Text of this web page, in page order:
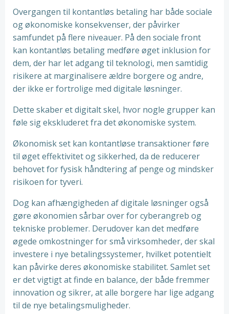
Overgangen til kontantløs betaling har både sociale
og økonomiske konsekvenser, der påvirker
samfundet på flere niveauer. På den sociale front
kan kontantløs betaling medføre øget inklusion for
dem, der har let adgang til teknologi, men samtidig
risikere at marginalisere ældre borgere og andre,
der ikke er fortrolige med digitale løsninger.
Dette skaber et digitalt skel, hvor nogle grupper kan
føle sig ekskluderet fra det økonomiske system.
Økonomisk set kan kontantløse transaktioner føre
til øget effektivitet og sikkerhed, da de reducerer
behovet for fysisk håndtering af penge og mindsker
risikoen for tyveri.
Dog kan afhængigheden af digitale løsninger også
gøre økonomien sårbar over for cyberangreb og
tekniske problemer. Derudover kan det medføre
øgede omkostninger for små virksomheder, der skal
investere i nye betalingssystemer, hvilket potentielt
kan påvirke deres økonomiske stabilitet. Samlet set
er det vigtigt at finde en balance, der både fremmer
innovation og sikrer, at alle borgere har lige adgang
til de nye betalingsmuligheder.